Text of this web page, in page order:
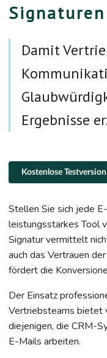
Signaturen
Damit
Ergebnisse
Kostenlose
Stellen Sie sich jede
leistungsstarkes Tool
Signatur vermittelt
auch das Vertrauen
fördert die
Der Einsatz
Vertriebsteams bietet
diejenigen, die CRM-
E-Mails arbeiten.